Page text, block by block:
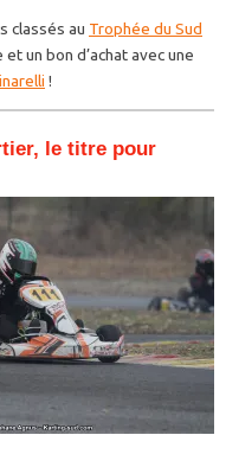
classés au Trophée du Sud
un bon d’achat avec une
!
le titre pour